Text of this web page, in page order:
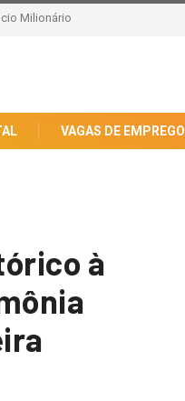
Democracia
VAGAS DE EMPREGO
à